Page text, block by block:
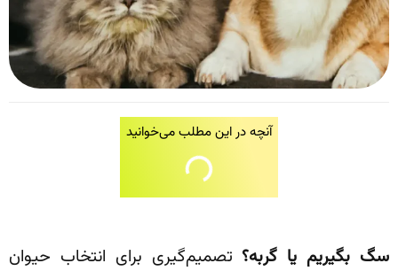
آنچه در این مطلب می‌خوانید
سگ بگیریم یا گربه؟ تصمیم‌گیری برای انتخاب حیوان